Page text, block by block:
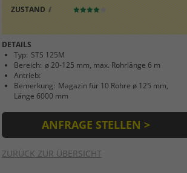
ZUSTAND
DETAILS
Typ: STS 125M
Bereich: ø 20-125 mm, max. Rohrlänge 6 m
Antrieb:
Bemerkung: Magazin für 10 Rohre ø 125 mm,
Länge 6000 mm
ANFRAGE STELLEN >
ZURÜCK ZUR ÜBERSICHT
Cookie wird verwendet, um Ihre
Einstellungen für diese Website zu
Machines
Wert speichert Ihre Consent-